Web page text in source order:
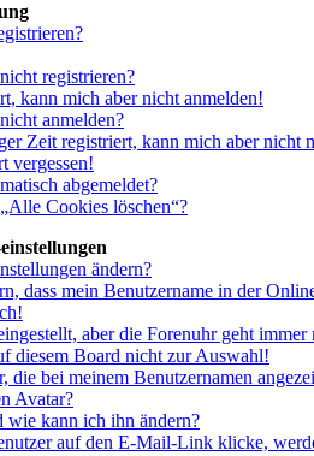
registrieren?
kann mich aber nicht anmelden!
anmelden?
Zeit registriert, kann mich aber nicht
vergessen!
abgemeldet?
Cookies löschen“?
ändern?
dass mein Benutzername in der
aber die Forenuhr geht immer
diesem Board nicht zur Auswahl!
die bei meinem Benutzernamen
Avatar?
wie kann ich ihn ändern?
auf den E-Mail-Link klicke,